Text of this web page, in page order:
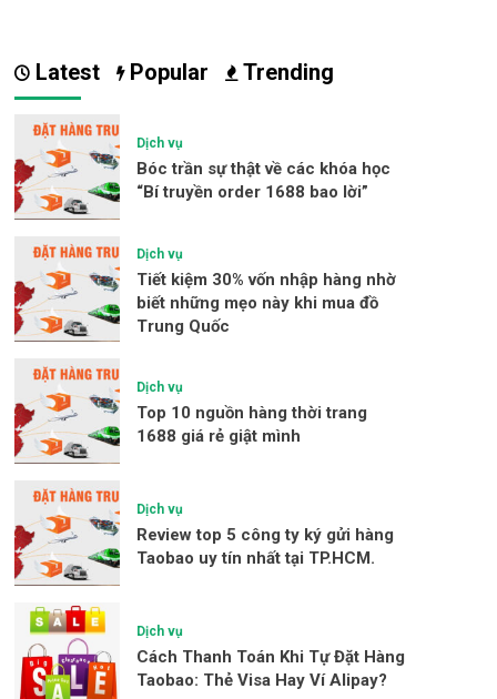
Latest Popular Trending
Dịch vụ
Bóc trần sự thật về các khóa học
“Bí truyền order 1688 bao lời”
Dịch vụ
Tiết kiệm 30% vốn nhập hàng nhờ
biết những mẹo này khi mua đồ
Trung Quốc
Dịch vụ
Top 10 nguồn hàng thời trang
1688 giá rẻ giật mình
Dịch vụ
Review top 5 công ty ký gửi hàng
Taobao uy tín nhất tại TP.HCM.
Dịch vụ
Cách Thanh Toán Khi Tự Đặt Hàng
Taobao: Thẻ Visa Hay Ví Alipay?